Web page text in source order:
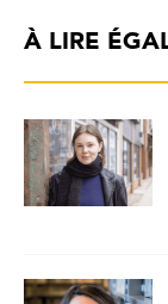
À LIRE